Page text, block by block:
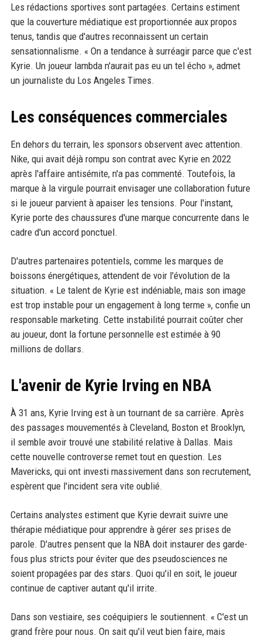
Les rédactions sportives sont partagées. Certains estiment
que la couverture médiatique est proportionnée aux propos
tenus, tandis que d'autres reconnaissent un certain
sensationnalisme. « On a tendance à surréagir parce que c'est
Kyrie. Un joueur lambda n'aurait pas eu un tel écho », admet
un journaliste du Los Angeles Times.
Les conséquences commerciales
En dehors du terrain, les sponsors observent avec attention.
Nike, qui avait déjà rompu son contrat avec Kyrie en 2022
après l'affaire antisémite, n'a pas commenté. Toutefois, la
marque à la virgule pourrait envisager une collaboration future
si le joueur parvient à apaiser les tensions. Pour l'instant,
Kyrie porte des chaussures d'une marque concurrente dans le
cadre d'un accord ponctuel.
D'autres partenaires potentiels, comme les marques de
boissons énergétiques, attendent de voir l'évolution de la
situation. « Le talent de Kyrie est indéniable, mais son image
est trop instable pour un engagement à long terme », confie un
responsable marketing. Cette instabilité pourrait coûter cher
au joueur, dont la fortune personnelle est estimée à 90
millions de dollars.
L'avenir de Kyrie Irving en NBA
À 31 ans, Kyrie Irving est à un tournant de sa carrière. Après
des passages mouvementés à Cleveland, Boston et Brooklyn,
il semble avoir trouvé une stabilité relative à Dallas. Mais
cette nouvelle controverse remet tout en question. Les
Mavericks, qui ont investi massivement dans son recrutement,
espèrent que l'incident sera vite oublié.
Certains analystes estiment que Kyrie devrait suivre une
thérapie médiatique pour apprendre à gérer ses prises de
parole. D'autres pensent que la NBA doit instaurer des garde-
fous plus stricts pour éviter que des pseudosciences ne
soient propagées par des stars. Quoi qu'il en soit, le joueur
continue de captiver autant qu'il irrite.
Dans son vestiaire, ses coéquipiers le soutiennent. « C'est un
grand frère pour nous. On sait qu'il veut bien faire, mais